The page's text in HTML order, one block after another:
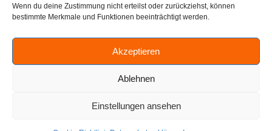
Wenn du deine Zustimmung nicht erteilst oder zurückziehst, können
bestimmte Merkmale und Funktionen beeinträchtigt werden.
Akzeptieren
Ablehnen
Einstellungen ansehen